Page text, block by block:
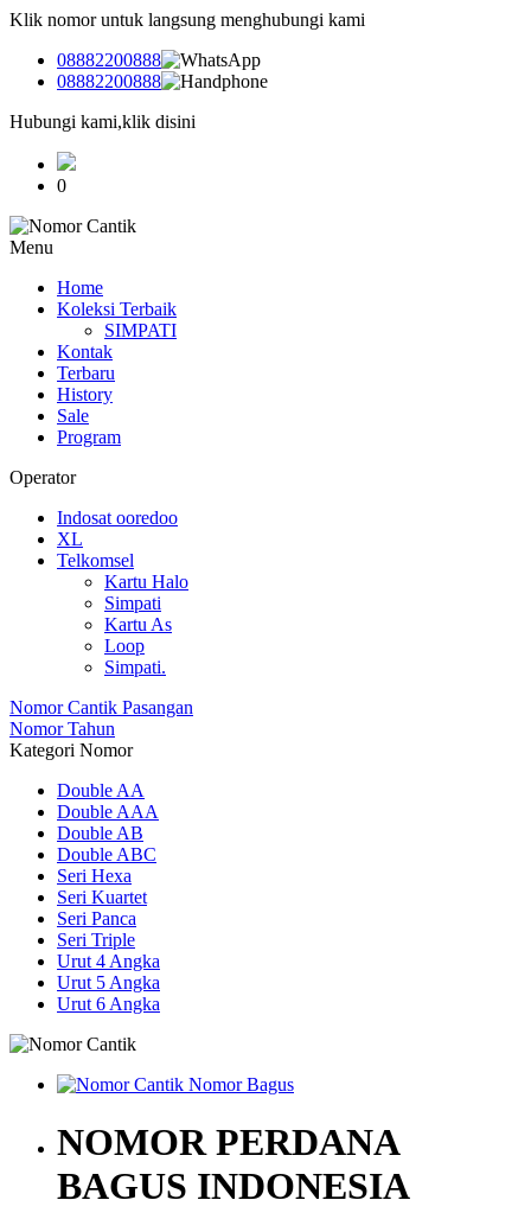
Klik nomor untuk langsung menghubungi kami
08882200888
08882200888
Hubungi kami,klik disini
0
Menu
Home
Koleksi Terbaik
SIMPATI
Kontak
Terbaru
History
Sale
Program
Operator
Indosat ooredoo
XL
Telkomsel
Kartu Halo
Simpati
Kartu As
Loop
Simpati.
Nomor Cantik Pasangan
Nomor Tahun
Kategori Nomor
Double AA
Double AAA
Double AB
Double ABC
Seri Hexa
Seri Kuartet
Seri Panca
Seri Triple
Urut 4 Angka
Urut 5 Angka
Urut 6 Angka
NOMOR PERDANA
BAGUS INDONESIA